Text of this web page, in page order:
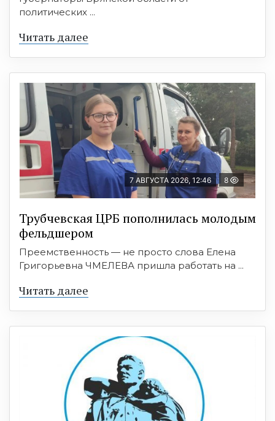
политических ...
Читать далее
7 АВГУСТА 2026, 12:46 8
Трубчевская ЦРБ пополнилась молодым
фельдшером
Преемственность — не просто слова Елена
Григорьевна ЧМЕЛЕВА пришла работать на ...
Читать далее